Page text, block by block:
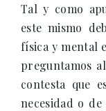
Tal y como
este mismo
física y mental
preguntamos
contesta que
necesidad o